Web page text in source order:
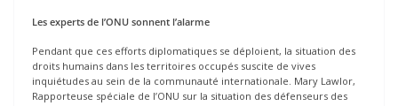
Les experts de l’ONU sonnent l’alarme
Pendant que ces efforts diplomatiques se déploient, la situation des
droits humains dans les territoires occupés suscite de vives
inquiétudes au sein de la communauté internationale. Mary Lawlor,
Rapporteuse spéciale de l’ONU sur la situation des défenseurs des